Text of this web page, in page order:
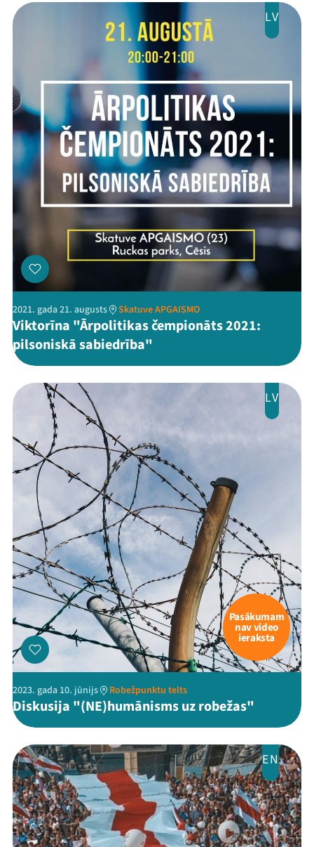
LV
2021. gada 21. augusts Skatuve APGAISMO
Viktorīna "Ārpolitikas čempionāts 2021:
pilsoniskā sabiedrība"
LV
Pasākumam
nav video
ieraksta
2023. gada 10. jūnijs Robežpunktu telts
Diskusija "(NE)humānisms uz robežas"
EN